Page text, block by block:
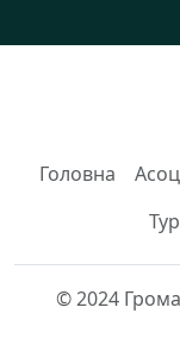
Головна
© 2024